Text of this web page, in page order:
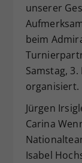
unserer
beim
Samstag,
organisiert.
Jürgen
Carina
Isabel